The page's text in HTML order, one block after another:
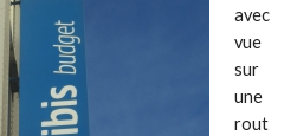
avec
vue
sur
une
rout